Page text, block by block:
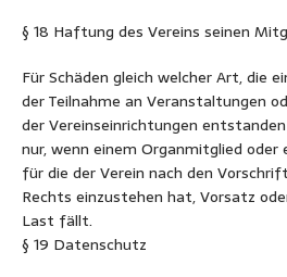
§ 18 Haftung des Vereins seinen
Für Schäden gleich welcher Art, die
der Teilnahme an Veranstaltungen
der Vereinseinrichtungen
nur, wenn einem Organmitglied oder
für die der Verein nach den
Rechts einzustehen hat, Vorsatz
Last fällt.
§ 19 Datenschutz